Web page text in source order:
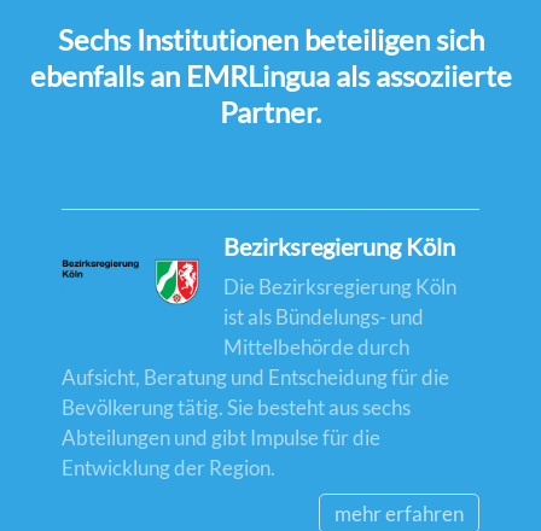
Sechs Institutionen beteiligen sich
ebenfalls an EMRLingua als assoziierte
Partner.
Bezirksregierung Köln
Die Bezirksregierung Köln
ist als Bündelungs- und
Mittelbehörde durch
Aufsicht, Beratung und Entscheidung für die
Bevölkerung tätig. Sie besteht aus sechs
Abteilungen und gibt Impulse für die
Entwicklung der Region.
mehr erfahren